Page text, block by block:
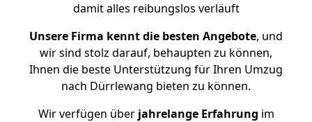
damit alles reibungslos verläuft
Unsere Firma kennt die besten Angebote, und
wir sind stolz darauf, behaupten zu können,
Ihnen die beste Unterstützung für Ihren Umzug
nach Dürrlewang bieten zu können.
Wir verfügen überjahrelange Erfahrung im